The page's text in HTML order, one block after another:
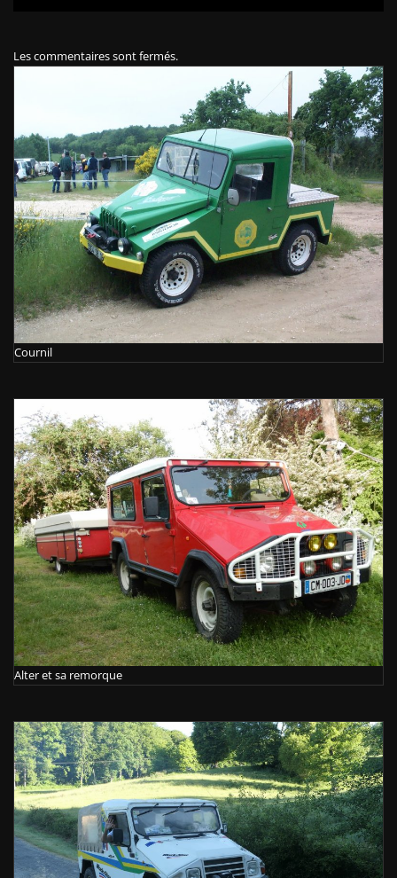
Les commentaires sont fermés.
Cournil
Alter et sa remorque